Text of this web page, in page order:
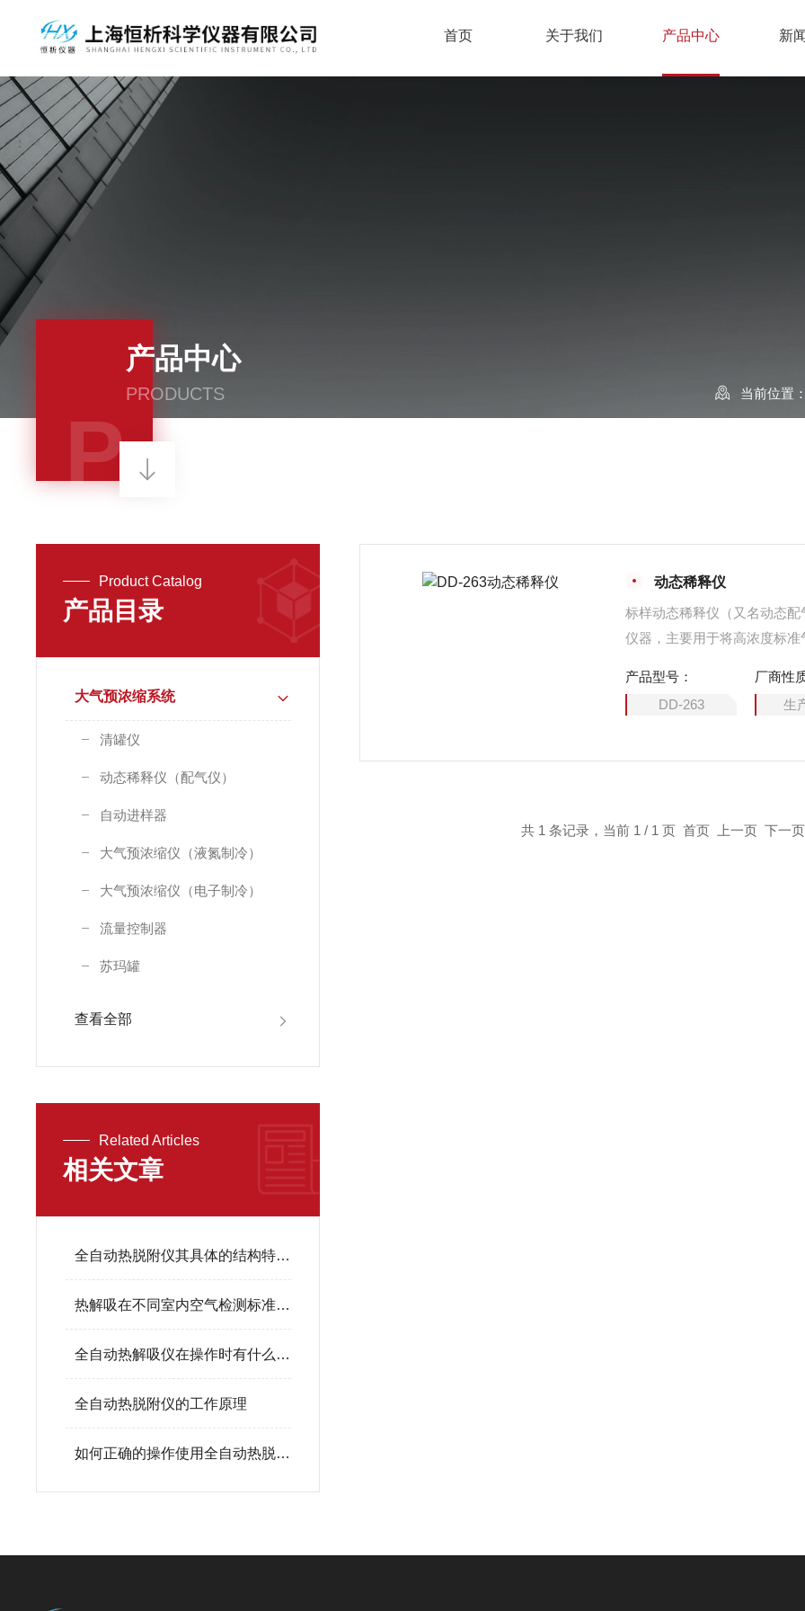
首页 关于我们 产品中心 新
产品中心
PRODUCTS
P
当前位置：
Product Catalog
产品目录
大气预浓缩系统
清罐仪
动态稀释仪（配气仪）
自动进样器
大气预浓缩仪（液氮制冷）
大气预浓缩仪（电子制冷）
流量控制器
苏玛罐
查看全部
Related Articles
相关文章
全自动热脱附仪其具体的结构特点如下
热解吸在不同室内空气检测标准规范中的作用
全自动热解吸仪在操作时有什么要求？
全自动热脱附仪的工作原理
如何正确的操作使用全自动热脱附仪
动态稀释仪
标样动态稀释仪（又名动态
仪器，主要用于将高浓度标
产品型号：
DD-263
厂商性
生
共 1 条记录，当前 1 / 1 页 首页 上一页 下一